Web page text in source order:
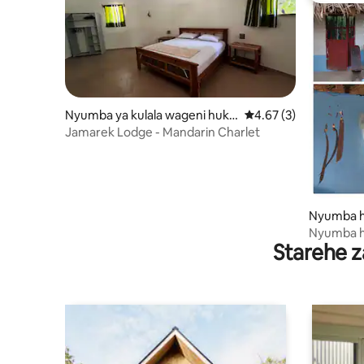
Nyumba ya kulala wageni huko
Kafountine
Ukadiriaji wa wastani
4.67 (3)
Jamarek Lodge - Mandarin Charlet
Nyumba
Nyumba
Starehe